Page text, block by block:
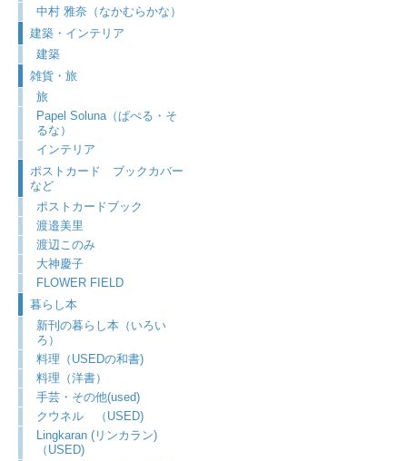
中村 雅奈（なかむらかな）
建築・インテリア
建築
雑貨・旅
旅
Papel Soluna（ぱぺる・そ
るな）
インテリア
ポストカード ブックカバー
など
ポストカードブック
渡邉美里
渡辺このみ
大神慶子
FLOWER FIELD
暮らし本
新刊の暮らし本（いろい
ろ）
料理（USEDの和書)
料理（洋書）
手芸・その他(used)
クウネル （USED)
Lingkaran (リンカラン)
（USED)